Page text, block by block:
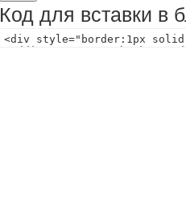
Код для вставки в